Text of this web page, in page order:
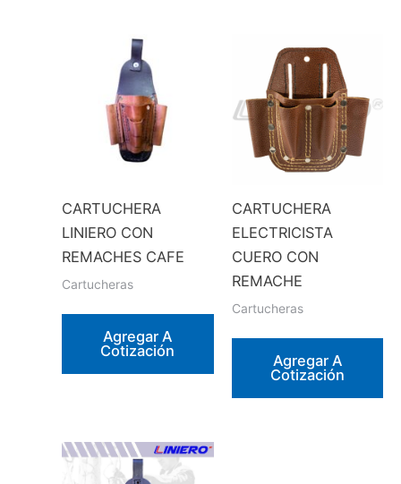
CARTUCHERA
LINIERO CON
REMACHES CAFE
Cartucheras
Agregar A
Cotización
CARTUCHERA
ELECTRICISTA
CUERO CON
REMACHE
Cartucheras
Agregar A
Cotización